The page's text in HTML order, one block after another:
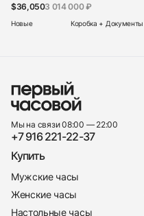
$36,0503 014 000 ₽
Новые Коробка + Документы
Мы на связи 08:00 — 22:00
+7 916 221-22-37
Купить
Мужские часы
Женские часы
Настольные часы